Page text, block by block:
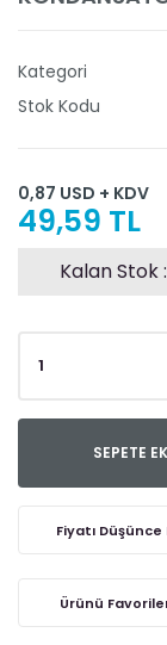
Kategori
Stok Kodu
0,87 USD + KDV
49,59 TL
Kalan Stok :
SEPETE
Fiyatı